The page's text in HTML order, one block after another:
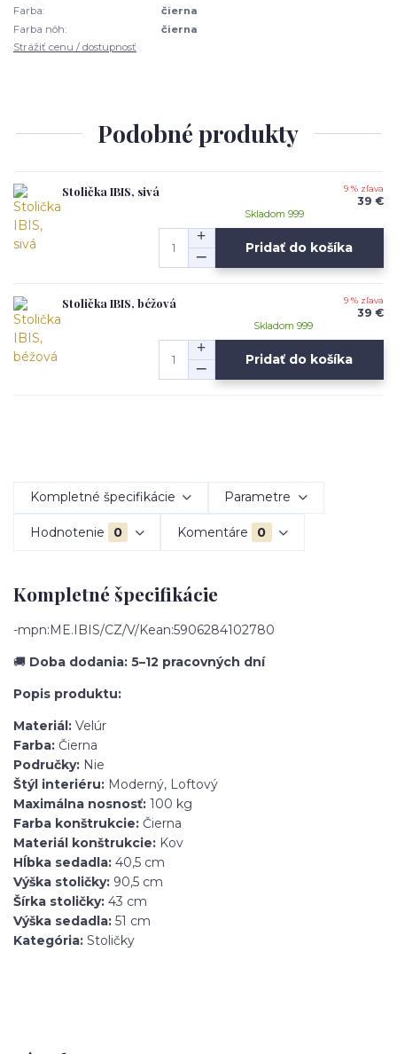
Farba:
čierna
Farba nôh:
čierna
Strážiť cenu / dostupnosť
Podobné produkty
Stolička IBIS, sivá 9 % zľava
39 €
Skladom 999
Pridať do košíka
Stolička IBIS, béžová 9 % zľava
39 €
Skladom 999
Pridať do košíka
Kompletné špecifikácie Parametre
Hodnotenie 0 Komentáre 0
Kompletné špecifikácie
-mpn:ME.IBIS/CZ/V/Kean:5906284102780
🚚 Doba dodania: 5–12 pracovných dní
Popis produktu:
Materiál: Velúr
Farba: Čierna
Područky: Nie
Štýl interiéru: Moderný, Loftový
Maximálna nosnosť: 100 kg
Farba konštrukcie: Čierna
Materiál konštrukcie: Kov
Hĺbka sedadla: 40,5 cm
Výška stoličky: 90,5 cm
Šírka stoličky: 43 cm
Výška sedadla: 51 cm
Kategória: Stoličky